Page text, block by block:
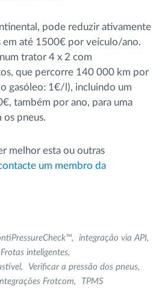
pode reduzir ativamente
em até 1500€ por veículo/ano.
trator 4 x 2 com
que percorre 140 000 km por
gasóleo: 1€/l), incluindo um
também por ano, para uma
os pneus.
melhor esta ou outras
um membro da
integração via API
Frotas inteligentes
Verificar a pressão dos pneus
Frotcom TPMS